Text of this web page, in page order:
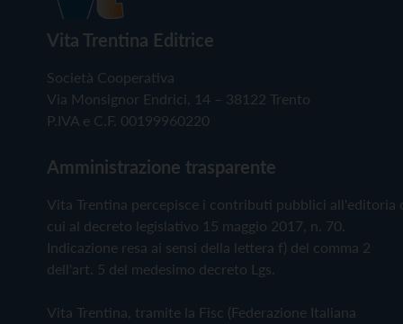
Vita Trentina Editrice
Società Cooperativa
Via Monsignor Endrici, 14 – 38122 Trento
P.IVA e C.F. 00199960220
Amministrazione trasparente
Vita Trentina percepisce i contributi pubblici all'editoria
cui al decreto legislativo 15 maggio 2017, n. 70.
Indicazione resa ai sensi della lettera f) del comma 2
dell'art. 5 del medesimo decreto Lgs.
Vita Trentina, tramite la Fisc (Federazione Italiana